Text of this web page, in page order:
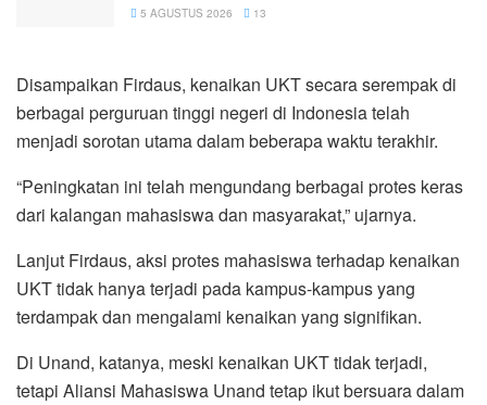
5 AGUSTUS 2026 13
Disampaikan Firdaus, kenaikan UKT secara serempak di
berbagai perguruan tinggi negeri di Indonesia telah
menjadi sorotan utama dalam beberapa waktu terakhir.
“Peningkatan ini telah mengundang berbagai protes keras
dari kalangan mahasiswa dan masyarakat,” ujarnya.
Lanjut Firdaus, aksi protes mahasiswa terhadap kenaikan
UKT tidak hanya terjadi pada kampus-kampus yang
terdampak dan mengalami kenaikan yang signifikan.
Di Unand, katanya, meski kenaikan UKT tidak terjadi,
tetapi Aliansi Mahasiswa Unand tetap ikut bersuara dalam